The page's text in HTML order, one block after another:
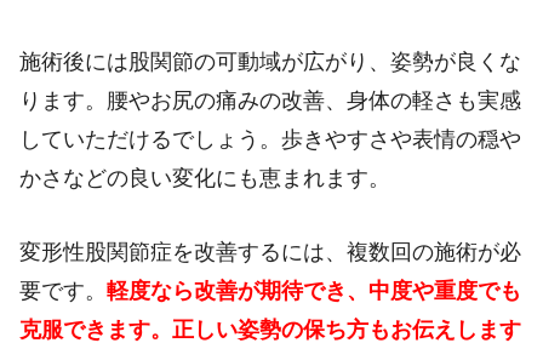
施術後には股関節の可動域が広がり、姿勢が良くな
ります。腰やお尻の痛みの改善、身体の軽さも実感
していただけるでしょう。歩きやすさや表情の穏や
かさなどの良い変化にも恵まれます。
変形性股関節症を改善するには、複数回の施術が必
要です。 軽度なら改善が期待でき、中度や重度でも
克服できます。正しい姿勢の保ち方もお伝えします